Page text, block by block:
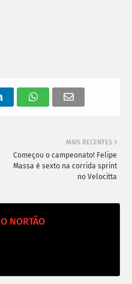
MAIS RECENTES
Começou o campeonato! Felipe
Massa é sexto na corrida sprint
no Velocitta
O NORTÃO